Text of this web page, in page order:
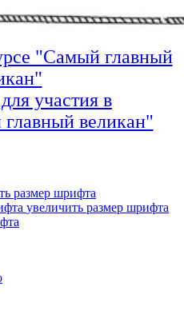
"Самый главный
участия в
великан"
размер шрифта
увеличить размер шрифта